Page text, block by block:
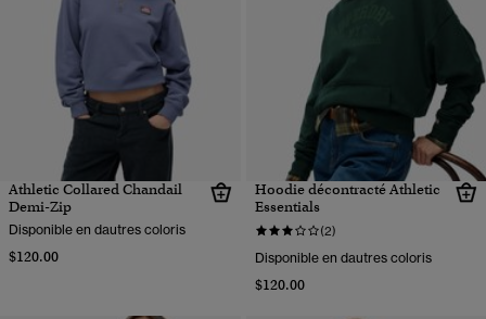
Athletic Collared Chandail
Demi-Zip
Disponible en dautres coloris
$120.00
Hoodie décontracté Athletic
Essentials
(2)
Disponible en dautres coloris
$120.00